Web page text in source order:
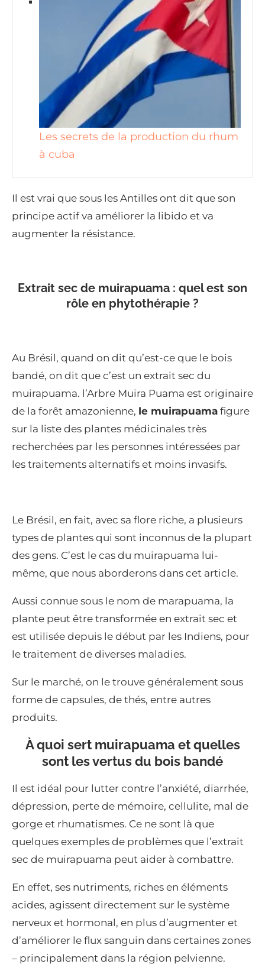
Les secrets de la production du rhum
à cuba
Il est vrai que sous les Antilles ont dit que son
principe actif va améliorer la libido et va
augmenter la résistance.
Extrait sec de muirapuama : quel est son
rôle en phytothérapie ?
Au Brésil, quand on dit qu’est-ce que le bois
bandé, on dit que c’est un extrait sec du
muirapuama. l’Arbre Muira Puama est originaire
de la forêt amazonienne, le muirapuama figure
sur la liste des plantes médicinales très
recherchées par les personnes intéressées par
les traitements alternatifs et moins invasifs.
Le Brésil, en fait, avec sa flore riche, a plusieurs
types de plantes qui sont inconnus de la plupart
des gens. C’est le cas du muirapuama lui-
même, que nous aborderons dans cet article.
Aussi connue sous le nom de marapuama, la
plante peut être transformée en extrait sec et
est utilisée depuis le début par les Indiens, pour
le traitement de diverses maladies.
Sur le marché, on le trouve généralement sous
forme de capsules, de thés, entre autres
produits.
À quoi sert muirapuama et quelles
sont les vertus du bois bandé
Il est idéal pour lutter contre l’anxiété, diarrhée,
dépression, perte de mémoire, cellulite, mal de
gorge et rhumatismes. Ce ne sont là que
quelques exemples de problèmes que l’extrait
sec de muirapuama peut aider à combattre.
En effet, ses nutriments, riches en éléments
acides, agissent directement sur le système
nerveux et hormonal, en plus d’augmenter et
d’améliorer le flux sanguin dans certaines zones
– principalement dans la région pelvienne.